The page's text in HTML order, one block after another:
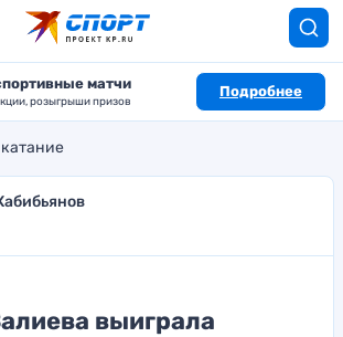
матчи
розыгрыши призов
Подробнее
выиграла